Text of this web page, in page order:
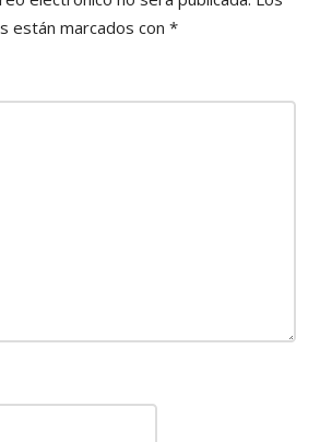
están marcados con *